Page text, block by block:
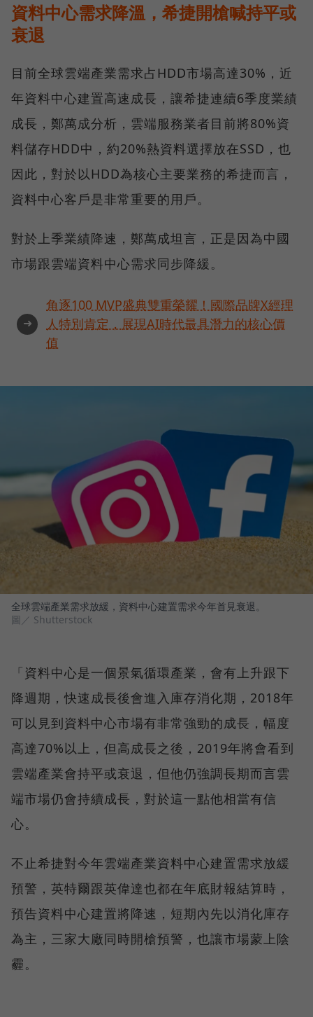
資料中心需求降溫，希捷開槍喊持平或
衰退
目前全球雲端產業需求占HDD市場高達30%，近
年資料中心建置高速成長，讓希捷連續6季度業績
成長，鄭萬成分析，雲端服務業者目前將80%資
料儲存HDD中，約20%熱資料選擇放在SSD，也
因此，對於以HDD為核心主要業務的希捷而言，
資料中心客戶是非常重要的用戶。
對於上季業績降速，鄭萬成坦言，正是因為中國
市場跟雲端資料中心需求同步降緩。
➜
角逐100 MVP盛典雙重榮耀！國際品牌X經理
人特別肯定，展現AI時代最具潛力的核心價
值
全球雲端產業需求放緩，資料中心建置需求今年首見衰退。
圖／ Shutterstock
「資料中心是一個景氣循環產業，會有上升跟下
降週期，快速成長後會進入庫存消化期，2018年
可以見到資料中心市場有非常強勁的成長，幅度
高達70%以上，但高成長之後，2019年將會看到
雲端產業會持平或衰退，但他仍強調長期而言雲
端市場仍會持續成長，對於這一點他相當有信
心。
不止希捷對今年雲端產業資料中心建置需求放緩
預警，英特爾跟英偉達也都在年底財報結算時，
預告資料中心建置將降速，短期內先以消化庫存
為主，三家大廠同時開槍預警，也讓市場蒙上陰
霾。